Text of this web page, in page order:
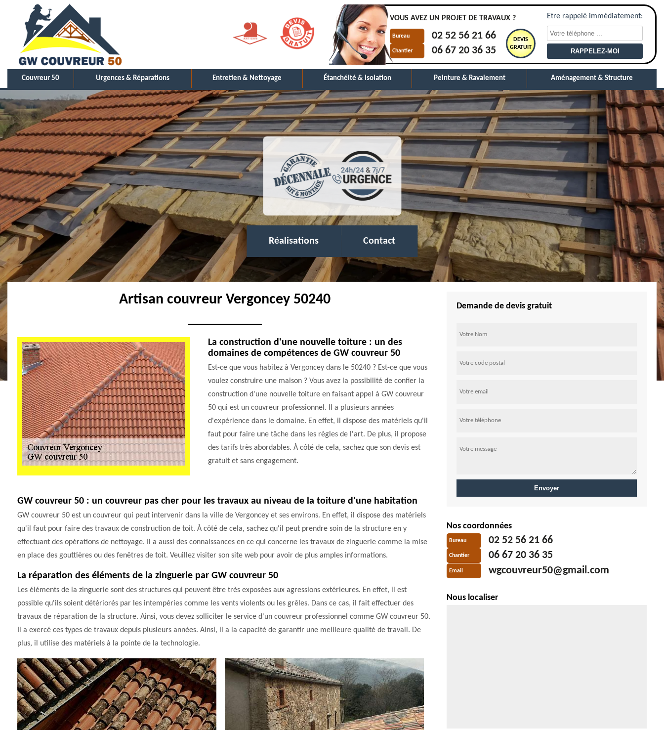
VOUS AVEZ UN PROJET DE TRAVAUX ?
Bureau 02 52 56 21 66
Chantier 06 67 20 36 35
DEVIS
GRATUIT
Etre rappelé immédiatement:
Couvreur 50 Urgences & Réparations Entretien & Nettoyage Étanchéité & Isolation Peinture & Ravalement Aménagement & Structure
Réalisations Contact
Artisan couvreur Vergoncey 50240
La construction d'une nouvelle toiture : un des
domaines de compétences de GW couvreur 50
Est-ce que vous habitez à Vergoncey dans le 50240 ? Est-ce que vous
voulez construire une maison ? Vous avez la possibilité de confier la
construction d'une nouvelle toiture en faisant appel à GW couvreur
50 qui est un couvreur professionnel. Il a plusieurs années
d'expérience dans le domaine. En effet, il dispose des matériels qu'il
faut pour faire une tâche dans les règles de l'art. De plus, il propose
des tarifs très abordables. À côté de cela, sachez que son devis est
gratuit et sans engagement.
GW couvreur 50 : un couvreur pas cher pour les travaux au niveau de la toiture d'une habitation
GW couvreur 50 est un couvreur qui peut intervenir dans la ville de Vergoncey et ses environs. En effet, il dispose des matériels
qu'il faut pour faire des travaux de construction de toit. À côté de cela, sachez qu'il peut prendre soin de la structure en y
effectuant des opérations de nettoyage. Il a aussi des connaissances en ce qui concerne les travaux de zinguerie comme la mise
en place des gouttières ou des fenêtres de toit. Veuillez visiter son site web pour avoir de plus amples informations.
La réparation des éléments de la zinguerie par GW couvreur 50
Les éléments de la zinguerie sont des structures qui peuvent être très exposées aux agressions extérieures. En effet, il est
possible qu'ils soient détériorés par les intempéries comme les vents violents ou les grêles. Dans ce cas, il fait effectuer des
travaux de réparation de la structure. Ainsi, vous devez solliciter le service d'un couvreur professionnel comme GW couvreur 50.
Il a exercé ces types de travaux depuis plusieurs années. Ainsi, il a la capacité de garantir une meilleure qualité de travail. De
plus, il utilise des matériels à la pointe de la technologie.
Demande de devis gratuit
Nos coordonnées
Bureau 02 52 56 21 66
Chantier 06 67 20 36 35
Email wgcouvreur50@gmail.com
Nous localiser